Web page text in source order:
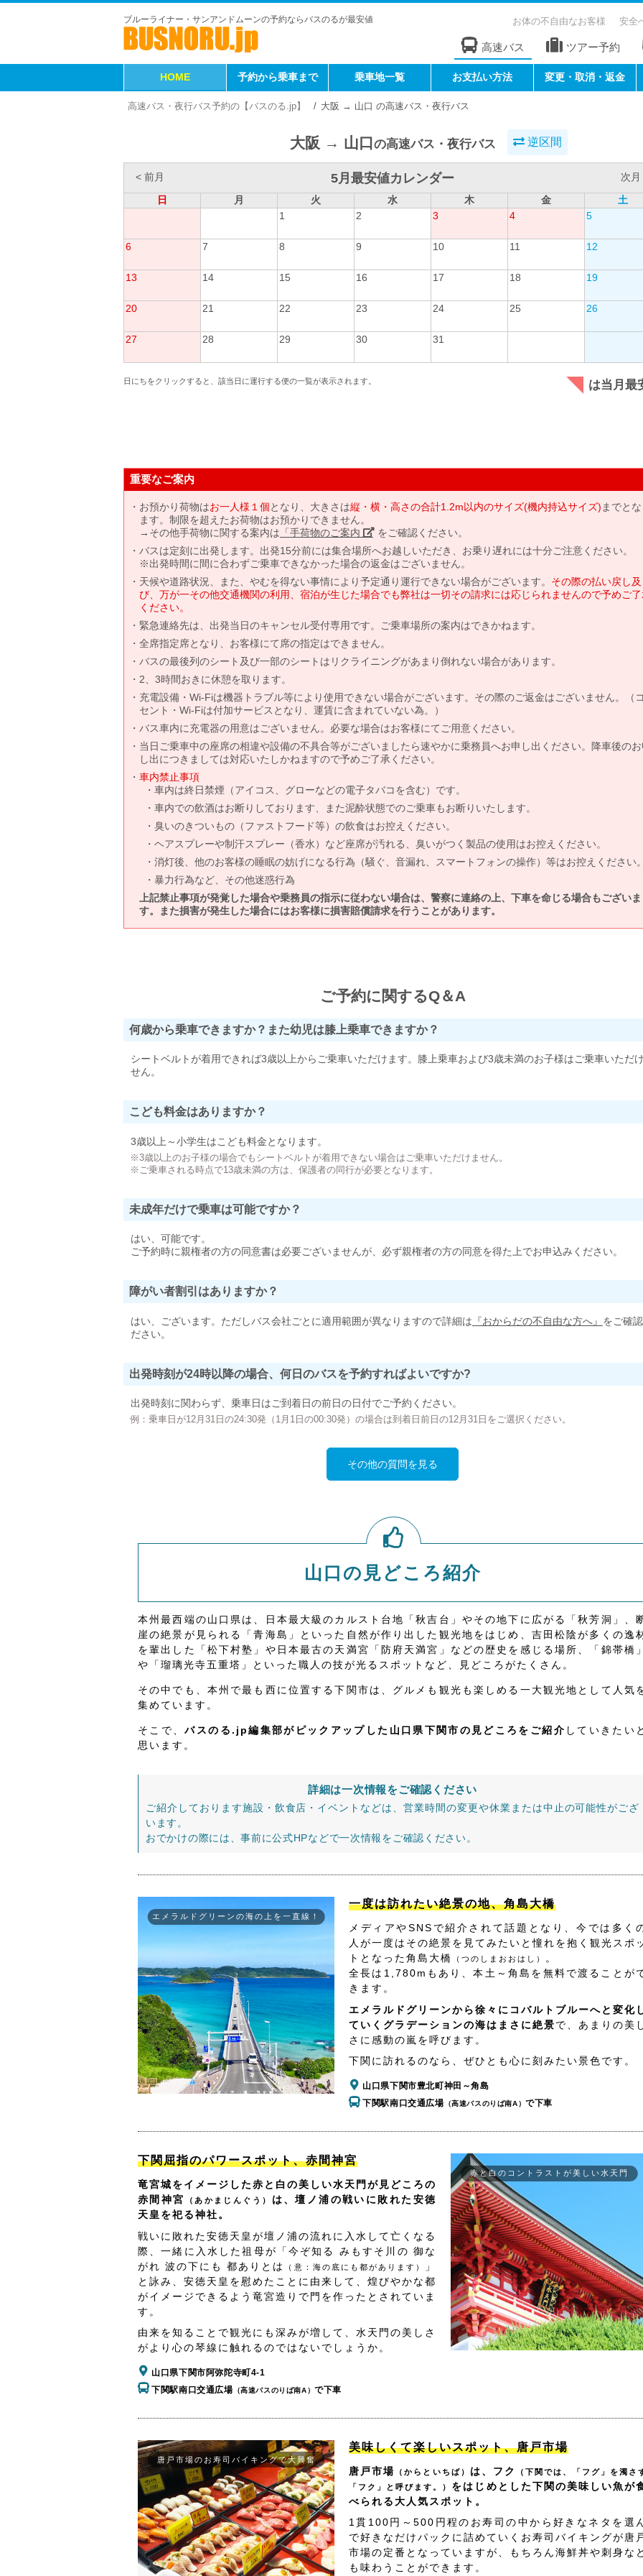
ブルーライナー・サンアンドムーンの予約ならバスのるが最安値 お体の不自由なお客様 安全
高速バス ツアー予約
HOME 予約から乗車まで 乗車地一覧 お支払い方法 変更・取消・返金
高速バス・夜行バス予約の【バスのる.jp】 大阪 → 山口 の高速バス・夜行バス
大阪 → 山口の高速バス・夜行バス 逆区間
< 前月 5月最安値カレンダー
次月
日
月 火 水 木 金
土
1
2 3 4 5
6 7 8 9 10 11 12
13 14 15 16 17 18 19
20 21 22 23 24 25 26
27 28 29 30 31
日にちをクリックすると、該当日に運行する便の一覧が表示されます。 は当月最
重要なご案内
お預かり荷物はお一人様１個となり、大きさは縦・横・高さの合計1.2m以内のサイズ(機内持込サイズ) までと
ます。制限を超えたお荷物はお預かりできません。
→その他手荷物に関する案内は 「手荷物のご案内」 をご確認ください。
バスは定刻に出発します。出発15分前には集合場所へお越しいただき、お乗り遅れには十分ご注意ください。
※出発時間に間に合わずご乗車できなかった場合の返金はございません。
天候や道路状況、また、やむを得ない事情により予定通り運行できない場合がございます。 その際の払い戻し及
び、万が一その他交通機関の利用、宿泊が生じた場合でも弊社は一切その請求には応じられませんので予めご
ください。
緊急連絡先は、出発当日のキャンセル受付専用です。ご乗車場所の案内はできかねます。
全席指定席となり、お客様にて席の指定はできません。
バスの最後列のシート及び一部のシートはリクライニングがあまり倒れない場合があります。
2、3時間おきに休憩を取ります。
充電設備・Wi-Fiは機器トラブル等により使用できない場合がございます。その際のご返金はございません。（
セント・Wi-Fiは付加サービスとなり、運賃に含まれていない為。）
バス車内に充電器の用意はございません。必要な場合はお客様にてご用意ください。
当日ご乗車中の座席の相違や設備の不具合等がございましたら速やかに乗務員へお申し出ください。降車後の
し出につきましては対応いたしかねますので予めご了承ください。
車内禁止事項
車内は終日禁煙（アイコス、グローなどの電子タバコを含む）です。
車内での飲酒はお断りしております、また泥酔状態でのご乗車もお断りいたします。
臭いのきついもの（ファストフード等）の飲食はお控えください。
ヘアスプレーや制汗スプレー（香水）など座席が汚れる、臭いがつく製品の使用はお控えください。
消灯後、他のお客様の睡眠の妨げになる行為（騒ぐ、音漏れ、スマートフォンの操作）等はお控えください
暴力行為など、その他迷惑行為
上記禁止事項が発覚した場合や乗務員の指示に従わない場合は、警察に連絡の上、下車を命じる場合もございま
す。また損害が発生した場合にはお客様に損害賠償請求を行うことがあります。
ご予約に関するQ＆A
何歳から乗車できますか？また幼児は膝上乗車できますか？
シートベルトが着用できれば3歳以上からご乗車いただけます。膝上乗車および3歳未満のお子様はご乗車いただ
せん。
こども料金はありますか？
3歳以上～小学生はこども料金となります。
※3歳以上のお子様の場合でもシートベルトが着用できない場合はご乗車いただけません。
※ご乗車される時点で13歳未満の方は、保護者の同行が必要となります。
未成年だけで乗車は可能ですか？
はい、可能です。
ご予約時に親権者の方の同意書は必要ございませんが、必ず親権者の方の同意を得た上でお申込みください。
障がい者割引はありますか？
はい、ございます。ただしバス会社ごとに適用範囲が異なりますので詳細は 『おからだの不自由な方へ』 をご確
ださい。
出発時刻が24時以降の場合、何日のバスを予約すればよいですか?
出発時刻に関わらず、乗車日はご到着日の前日の日付でご予約ください。
例：乗車日が12月31日の24:30発（1月1日の00:30発）の場合は到着日前日の12月31日をご選択ください。
その他の質問を見る
山口の見どころ紹介
本州最西端の山口県は、日本最大級のカルスト台地「秋吉台」やその地下に広がる「秋芳洞」、
崖の絶景が見られる「青海島」といった自然が作り出した観光地をはじめ、吉田松陰が多くの逸
を輩出した「松下村塾」や日本最古の天満宮「防府天満宮」などの歴史を感じる場所、「錦帯橋
や「瑠璃光寺五重塔」といった職人の技が光るスポットなど、見どころがたくさん。
その中でも、本州で最も西に位置する下関市は、グルメも観光も楽しめる一大観光地として人気
集めています。
そこで、バスのる.jp編集部がピックアップした山口県下関市の見どころをご紹介 していきたい
思います。
詳細は一次情報をご確認ください
ご紹介しております施設・飲食店・イベントなどは、営業時間の変更や休業または中止の可能性がござ
います。
おでかけの際には、事前に公式HPなどで一次情報をご確認ください。
エメラルドグリーンの海の上を一直線！
一度は訪れたい絶景の地、角島大橋
メディアやSNSで紹介されて話題となり、今では多く
人が一度はその絶景を見てみたいと憧れを抱く観光スポ
トとなった角島大橋
（つのしまおおはし） 。
全長は1,780mもあり、本土～角島を無料で渡ることが
きます。
エメラルドグリーンから徐々にコバルトブルーへと変化
ていくグラデーションの海はまさに絶景で、あまりの美
さに感動の嵐を呼びます。
下関に訪れるのなら、ぜひとも心に刻みたい景色です。
山口県下関市豊北町神田～角島
下関駅南口交通広場 （高速バスのりば南A）で下車
下関屈指のパワースポット、赤間神宮
竜宮城をイメージした赤と白の美しい水天門が見どころの
赤間神宮
（あかまじんぐう）
は、壇ノ浦の戦いに敗れた安徳
天皇を祀る神社。
戦いに敗れた安徳天皇が壇ノ浦の流れに入水して亡くなる
際、一緒に入水した祖母が「今ぞ知る みもすそ川の 御な
がれ 波の下にも 都ありとは
（意：海の底にも都があります）
」
と詠み、安徳天皇を慰めたことに由来して、煌びやかな都
がイメージできるよう竜宮造りで門を作ったとされていま
す。
由来を知ることで観光にも深みが増して、水天門の美しさ
がより心の琴線に触れるのではないでしょうか。
山口県下関市阿弥陀寺町4-1
下関駅南口交通広場 （高速バスのりば南A）で下車
赤と白のコントラストが美しい水天門
唐戸市場のお寿司バイキングで大興奮
美味しくて楽しいスポット、唐戸市場
唐戸市場 （からといちば） は、フク
（下関では、「フグ」を濁さ
「フク」と呼びます。） をはじめとした下関の美味しい魚が
べられる大人気スポット。
1貫100円～500円程のお寿司の中から好きなネタを選
で好きなだけパックに詰めていくお寿司バイキングが唐
市場の定番となっていますが、もちろん海鮮丼や刺身な
も味わうことができます。